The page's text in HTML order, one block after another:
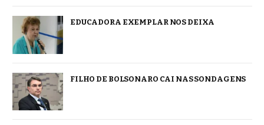
EDUCADORA EXEMPLAR NOS DEIXA
FILHO DE BOLSONARO CAI NAS SONDAGENS